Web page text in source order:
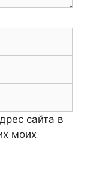
сайта в
моих